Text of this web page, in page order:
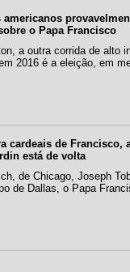
o Papa Francisco
a outra corrida de alto
2016 é a eleição, em
cardeais de Francisco,
está de volta
de Chicago, Joseph
de Dallas, o Papa